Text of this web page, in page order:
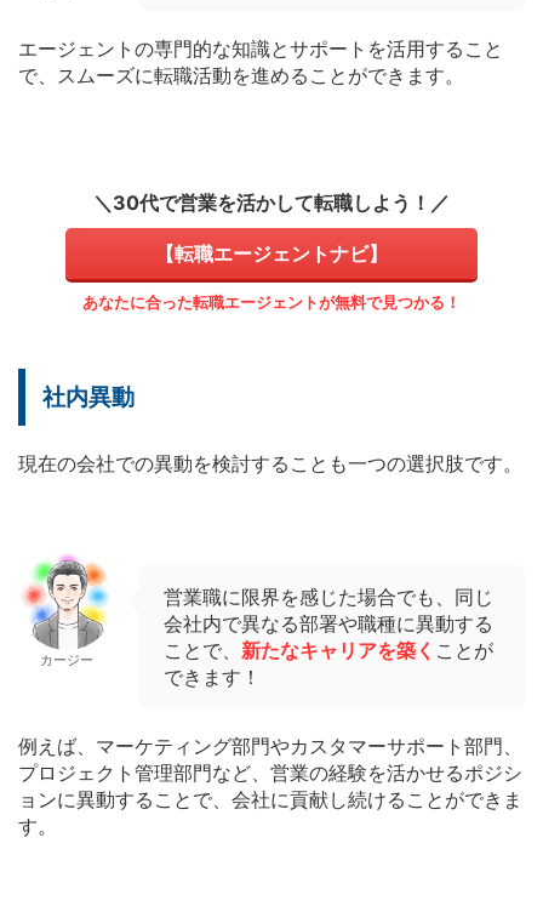
エージェントの専門的な知識とサポートを活用すること
で、スムーズに転職活動を進めることができます。
＼30代で営業を活かして転職しよう！／
【転職エージェントナビ】
あなたに合った転職エージェントが無料で見つかる！
社内異動
現在の会社での異動を検討することも一つの選択肢です。
カージー
営業職に限界を感じた場合でも、同じ
会社内で異なる部署や職種に異動する
ことで、 新たなキャリアを築く ことが
できます！
例えば、マーケティング部門やカスタマーサポート部門、
プロジェクト管理部門など、営業の経験を活かせるポジシ
ョンに異動することで、会社に貢献し続けることができま
す。